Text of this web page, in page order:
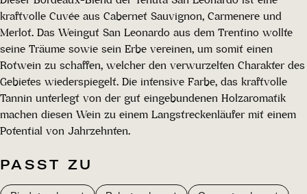
kraftvolle Cuvée aus Cabernet Sauvignon, Carmenere und
Merlot. Das Weingut San Leonardo aus dem Trentino wollte
seine Träume sowie sein Erbe vereinen, um somit einen
Rotwein zu schaffen, welcher den verwurzelten Charakter des
Gebietes wiederspiegelt. Die intensive Farbe, das kraftvolle
Tannin unterlegt von der gut eingebundenen Holzaromatik
machen diesen Wein zu einem Langstreckenläufer mit einem
Potential von Jahrzehnten.
PASST ZU